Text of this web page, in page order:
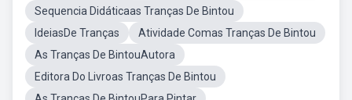
Sequencia Didáticaas Tranças De Bintou
IdeiasDe Tranças
Atividade Comas Tranças De Bintou
As Tranças De BintouAutora
Editora Do Livroas Tranças De Bintou